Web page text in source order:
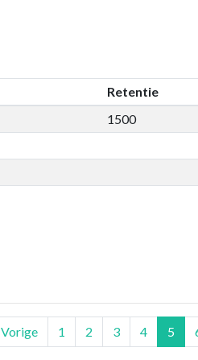
Retentie
1500
Vorige 1 2 3 4 5